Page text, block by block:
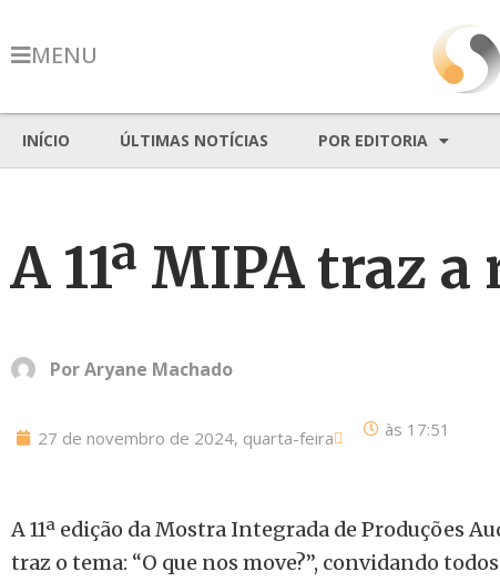
MENU
INÍCIO ÚLTIMAS NOTÍCIAS POR EDITORIA
A 11ª MIPA traz
PorAryane Machado
27 de novembro de 2024, quarta-feira às 17:51
A 11ª edição da Mostra Integrada de Produções
traz o tema: “O que nos move?”, convidando